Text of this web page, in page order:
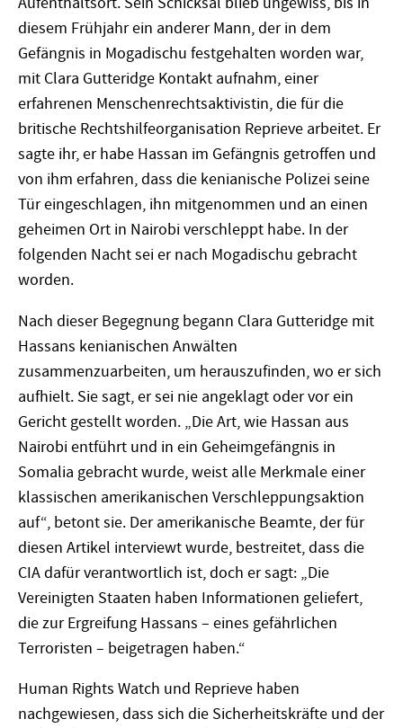
diesem Frühjahr ein anderer Mann, der in dem
Gefängnis in Mogadischu festgehalten worden war,
mit Clara Gutteridge Kontakt aufnahm, einer
erfahrenen Menschenrechtsaktivistin, die für die
britische Rechtshilfeorganisation Reprieve arbeitet. Er
sagte ihr, er habe Hassan im Gefängnis getroffen und
von ihm erfahren, dass die kenianische Polizei seine
Tür eingeschlagen, ihn mitgenommen und an einen
geheimen Ort in Nairobi verschleppt habe. In der
folgenden Nacht sei er nach Mogadischu gebracht
worden.
Nach dieser Begegnung begann Clara Gutteridge mit
Hassans kenianischen Anwälten
zusammenzuarbeiten, um herauszufinden, wo er sich
aufhielt. Sie sagt, er sei nie angeklagt oder vor ein
Gericht gestellt worden. „Die Art, wie Hassan aus
Nairobi entführt und in ein Geheimgefängnis in
Somalia gebracht wurde, weist alle Merkmale einer
klassischen amerikanischen Verschleppungsaktion
auf“, betont sie. Der amerikanische Beamte, der für
diesen Artikel interviewt wurde, bestreitet, dass die
CIA dafür verantwortlich ist, doch er sagt: „Die
Vereinigten Staaten haben Informationen geliefert,
die zur Ergreifung Hassans – eines gefährlichen
Terroristen – beigetragen haben.“
Human Rights Watch und Reprieve haben
nachgewiesen, dass sich die Sicherheitskräfte und der